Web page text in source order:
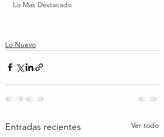
Lo Mas Destacado
Lo Nuevo
Entradas recientes Ver todo